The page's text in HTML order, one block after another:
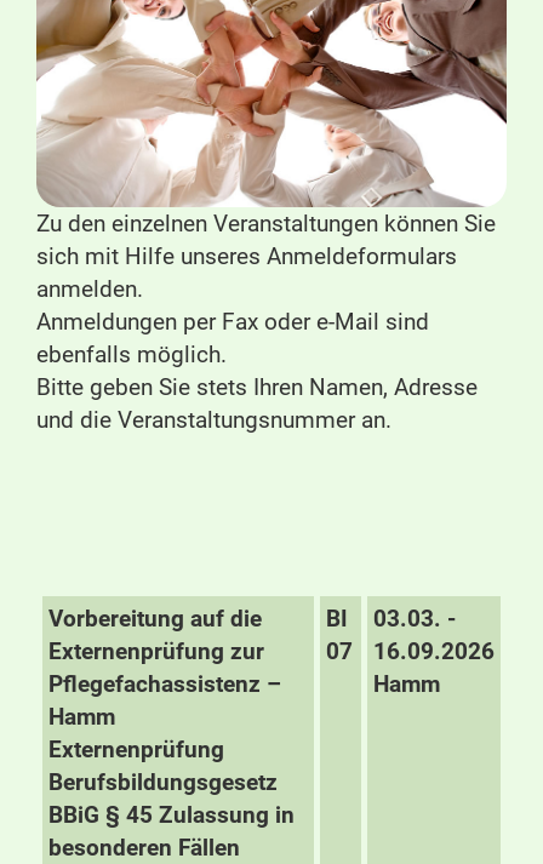
Zu den einzelnen Veranstaltungen können Sie
sich mit Hilfe unseres Anmeldeformulars
anmelden.
Anmeldungen per Fax oder e-Mail sind
ebenfalls möglich.
Bitte geben Sie stets Ihren Namen, Adresse
und die Veranstaltungsnummer an.
Vorbereitung auf die
Externenprüfung zur
Pflegefachassistenz –
Hamm
Externenprüfung
Berufsbildungsgesetz
BBiG § 45 Zulassung in
besonderen Fällen
BI
07
03.03. -
16.09.2026
Hamm